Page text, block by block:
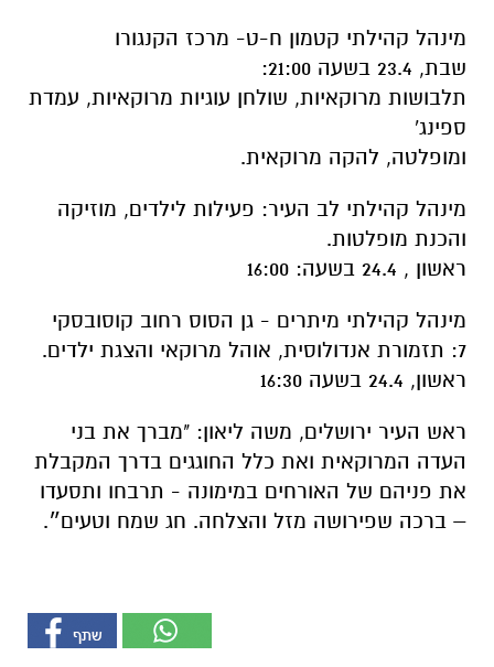
מינהל קהילתי קטמון ח-ט- מרכז הקנגורו
שבת, 23.4 בשעה 21:00:
תלבושות מרוקאיות, שולחן עוגיות מרוקאיות, עמדת
ספינג'
ומופלטה, להקה מרוקאית.
מינהל קהילתי לב העיר: פעילות לילדים, מוזיקה
והכנת מופלטות.
ראשון , 24.4 בשעה: 16:00
מינהל קהילתי מיתרים - גן הסוס רחוב קוסובסקי
7: תזמורת אנדולוסית, אוהל מרוקאי והצגת ילדים.
ראשון, 24.4 בשעה 16:30
ראש העיר ירושלים, משה ליאון: "מברך את בני
העדה המרוקאית ואת כלל החוגגים בדרך המקבלת
את פניהם של האורחים במימונה - תרבחו ותסעדו
– ברכה שפירושה מזל והצלחה. חג שמח וטעים״.